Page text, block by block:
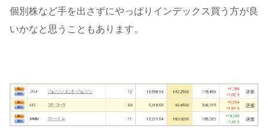
個別株など手を出さずにやっぱりインデックス買う方が良
いかなと思うこともあります。